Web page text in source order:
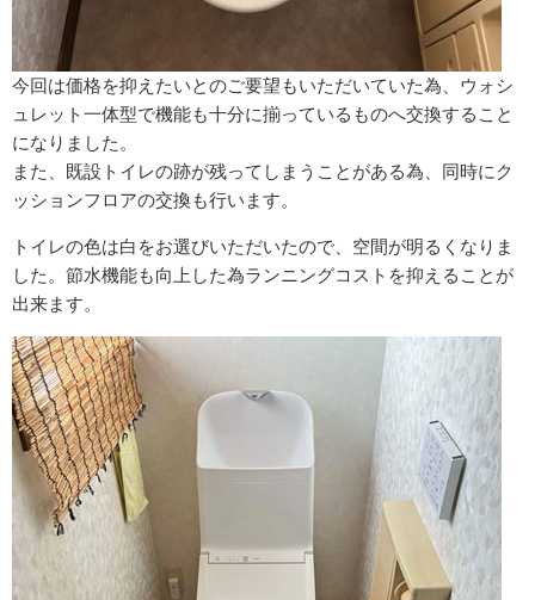
今回は価格を抑えたいとのご要望もいただいていた為、ウォシ
ュレット一体型で機能も十分に揃っているものへ交換すること
になりました。
また、既設トイレの跡が残ってしまうことがある為、同時にク
ッションフロアの交換も行います。
トイレの色は白をお選びいただいたので、空間が明るくなりま
した。節水機能も向上した為ランニングコストを抑えることが
出来ます。